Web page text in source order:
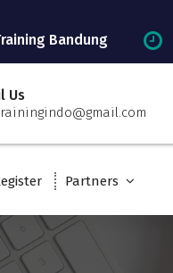
Bandung
Us
Partners